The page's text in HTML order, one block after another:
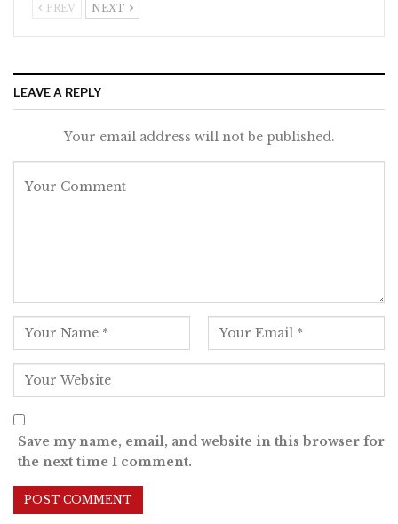
PREV NEXT
LEAVE A REPLY
Your email address will not be published.
Save my name, email, and website in this browser for
the next time I comment.